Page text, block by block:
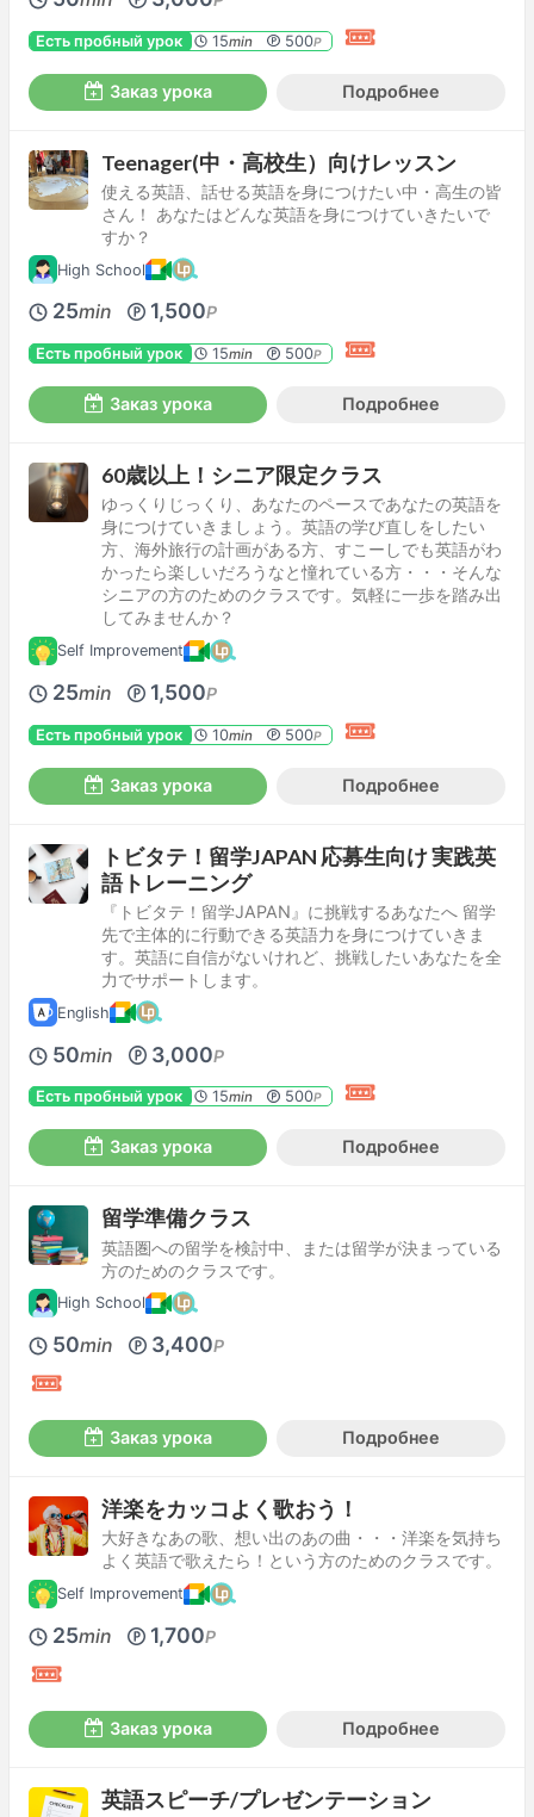
Есть пробный урок 15min 500P
Заказ урока Подробнее
Teenager(中・高校生）向けレッスン
使える英語、話せる英語を身につけたい中・高生の皆
さん！ あなたはどんな英語を身につけていきたいで
すか？
High School
25min 1,500P
Есть пробный урок 15min 500P
Заказ урока Подробнее
60歳以上！シニア限定クラス
ゆっくりじっくり、あなたのペースであなたの英語を
身につけていきましょう。英語の学び直しをしたい
方、海外旅行の計画がある方、すこーしでも英語がわ
かったら楽しいだろうなと憧れている方・・・そんな
シニアの方のためのクラスです。気軽に一歩を踏み出
してみませんか？
Self Improvement
25min 1,500P
Есть пробный урок 10min 500P
Заказ урока Подробнее
トビタテ！留学JAPAN 応募生向け 実践英
語トレーニング
『トビタテ！留学JAPAN』に挑戦するあなたへ 留学
先で主体的に行動できる英語力を身につけていきま
す。英語に自信がないけれど、挑戦したいあなたを全
力でサポートします。
English
50min 3,000P
Есть пробный урок 15min 500P
Заказ урока Подробнее
留学準備クラス
英語圏への留学を検討中、または留学が決まっている
方のためのクラスです。
High School
50min 3,400P
Заказ урока Подробнее
洋楽をカッコよく歌おう！
大好きなあの歌、想い出のあの曲・・・洋楽を気持ち
よく英語で歌えたら！という方のためのクラスです。
Self Improvement
25min 1,700P
Заказ урока Подробнее
英語スピーチ/プレゼンテーション